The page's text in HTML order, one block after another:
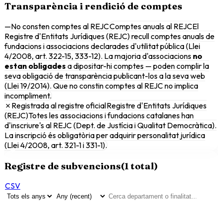
Transparència i rendició de comptes
—No consten comptes al REJCComptes anuals al REJCEl
Registre d'Entitats Jurídiques (REJC) recull comptes anuals de
fundacions i associacions declarades d'utilitat pública (Llei
4/2008, art. 322-15, 333-12). La majoria d'associacions no
estan obligades a dipositar-hi comptes — poden complir la
seva obligació de transparència publicant-los a la seva web
(Llei 19/2014). Que no constin comptes al REJC no implica
incompliment.
✗ Registrada al registre oficialRegistre d'Entitats Jurídiques
(REJC)Totes les associacions i fundacions catalanes han
d'inscriure's al REJC (Dept. de Justícia i Qualitat Democràtica).
La inscripció és obligatòria per adquirir personalitat jurídica
(Llei 4/2008, art. 321-1 i 331-1).
Registre de subvencions(1 total)
CSV